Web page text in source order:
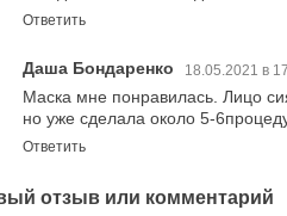
Ответить
Даша Бондаренко 18.05.2021 в
Маска мне понравилась. Лицо
но уже сделала около 5-
Ответить
отзыв или комментарий